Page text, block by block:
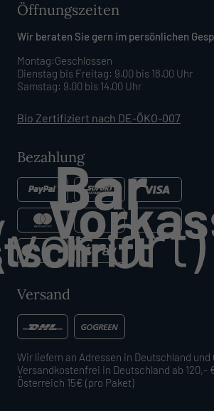
Öffnungszeiten
Wir beraten Sie gern im persönlichen
Montag:Geschlossen
Dienstag bis Freitag: 9.00 bis 18.00 Uhr
Samstag: 9.00 bis 14.00 Uhr
Bio Zertifiziert nach DE-ÖKO-007
Bezahlung
Versand
Wir liefern an Adressen in Deutschland und
Versandkostenfrei in Deutschland ab 120,-
Österreich 15€ (pro Paket)